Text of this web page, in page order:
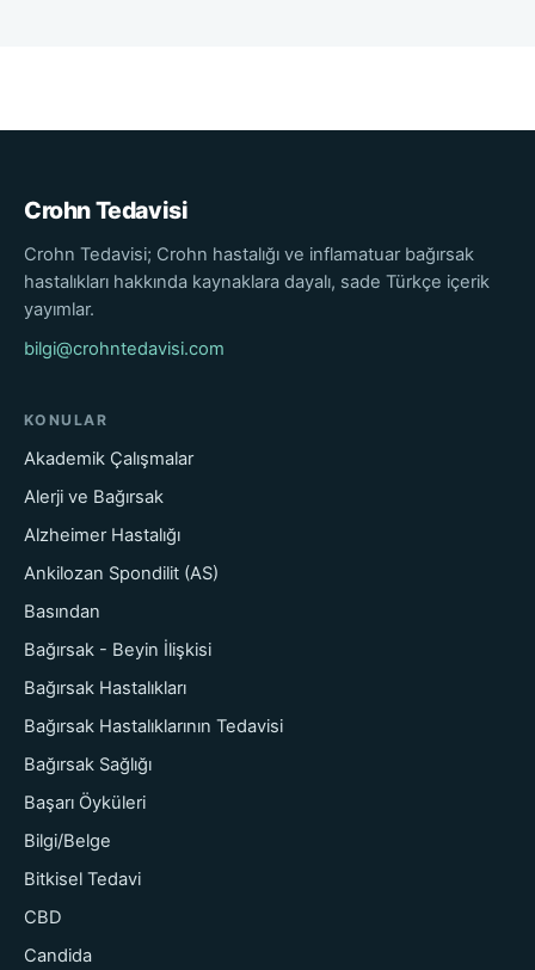
Crohn Tedavisi
Crohn Tedavisi; Crohn hastalığı ve inflamatuar bağırsak
hastalıkları hakkında kaynaklara dayalı, sade Türkçe içerik
yayımlar.
bilgi@crohntedavisi.com
KONULAR
Akademik Çalışmalar
Alerji ve Bağırsak
Alzheimer Hastalığı
Ankilozan Spondilit (AS)
Basından
Bağırsak - Beyin İlişkisi
Bağırsak Hastalıkları
Bağırsak Hastalıklarının Tedavisi
Bağırsak Sağlığı
Başarı Öyküleri
Bilgi/Belge
Bitkisel Tedavi
CBD
Candida